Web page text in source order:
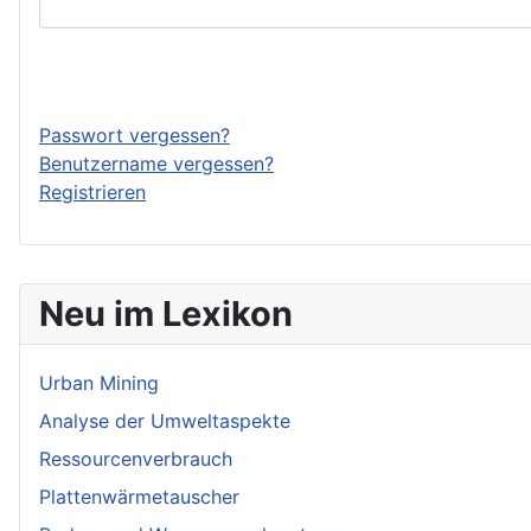
Neu im Lexikon
Urban Mining
Analyse der Umweltaspekte
Ressourcenverbrauch
Plattenwärmetauscher
Passwort vergessen?
Benutzername vergessen?
Registrieren